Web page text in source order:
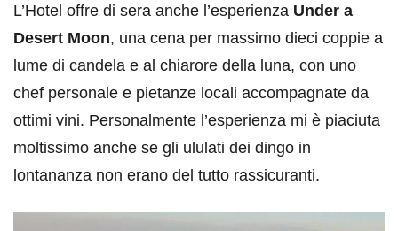
L’Hotel offre di sera anche l’esperienza Under a
Desert Moon, una cena per massimo dieci coppie a
lume di candela e al chiarore della luna, con uno
chef personale e pietanze locali accompagnate da
ottimi vini. Personalmente l’esperienza mi è piaciuta
moltissimo anche se gli ululati dei dingo in
lontananza non erano del tutto rassicuranti.